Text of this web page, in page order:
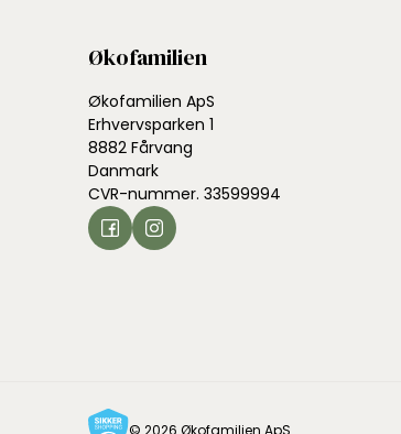
Økofamilien
Økofamilien ApS
Erhvervsparken 1
8882 Fårvang
Danmark
CVR-nummer. 33599994